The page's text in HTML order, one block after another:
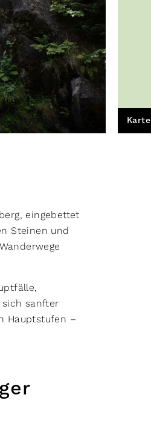
eingebettet
Steinen und
sich sanfter
Hauptstufen –